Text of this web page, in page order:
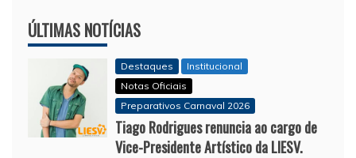
ÚLTIMAS NOTÍCIAS
Destaques
Institucional
Notas Oficiais
Preparativos Carnaval 2026
Tiago Rodrigues renuncia ao cargo de
Vice-Presidente Artístico da LIESV.